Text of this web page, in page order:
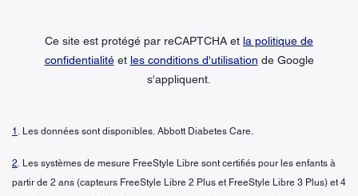
Ce site est protégé par reCAPTCHA et la politique de
confidentialitéet les conditions d'utilisation de Google
s'appliquent.
1 . Les données sont disponibles. Abbott Diabetes Care.
2. Les systèmes de mesure FreeStyle Libre sont certifiés pour les enfants à
partir de 2 ans (capteurs FreeStyle Libre 2 Plus et FreeStyle Libre 3 Plus) et 4